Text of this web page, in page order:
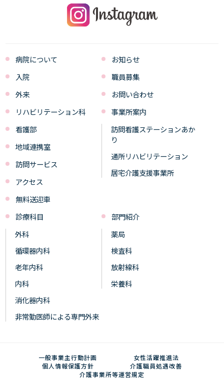
病院について
入院
外来
リハビリテーション科
看護部
地域連携室
訪問サービス
アクセス
無料送迎車
お知らせ
職員募集
お問い合わせ
事業所案内
訪問看護ステーションあか
り
通所リハビリテーション
居宅介護支援事業所
診療科目
外科
循環器内科
老年内科
内科
消化器内科
非常勤医師による専門外来
部門紹介
薬局
検査科
放射線科
栄養科
一般事業主行動計画
女性活躍推進法
個人情報保護方針
介護職員処遇改善
介護事業所等運営規定